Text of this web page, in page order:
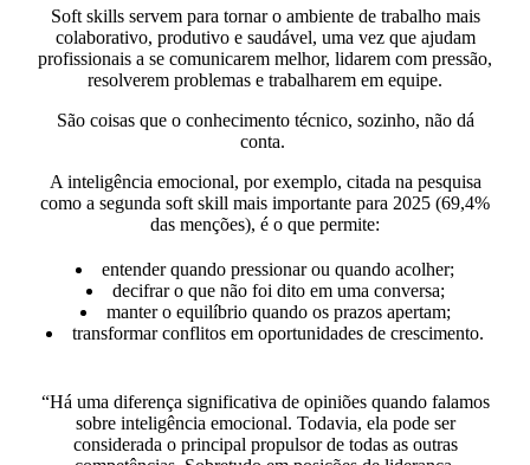
Soft skills servem para tornar o ambiente de trabalho mais
colaborativo, produtivo e saudável, uma vez que ajudam
profissionais a se comunicarem melhor, lidarem com pressão,
resolverem problemas e trabalharem em equipe.
São coisas que o conhecimento técnico, sozinho, não dá
conta.
A inteligência emocional, por exemplo, citada na pesquisa
como a segunda soft skill mais importante para 2025 (69,4%
das menções), é o que permite:
entender quando pressionar ou quando acolher;
decifrar o que não foi dito em uma conversa;
manter o equilíbrio quando os prazos apertam;
transformar conflitos em oportunidades de crescimento.
“Há uma diferença significativa de opiniões quando falamos
sobre inteligência emocional. Todavia, ela pode ser
considerada o principal propulsor de todas as outras